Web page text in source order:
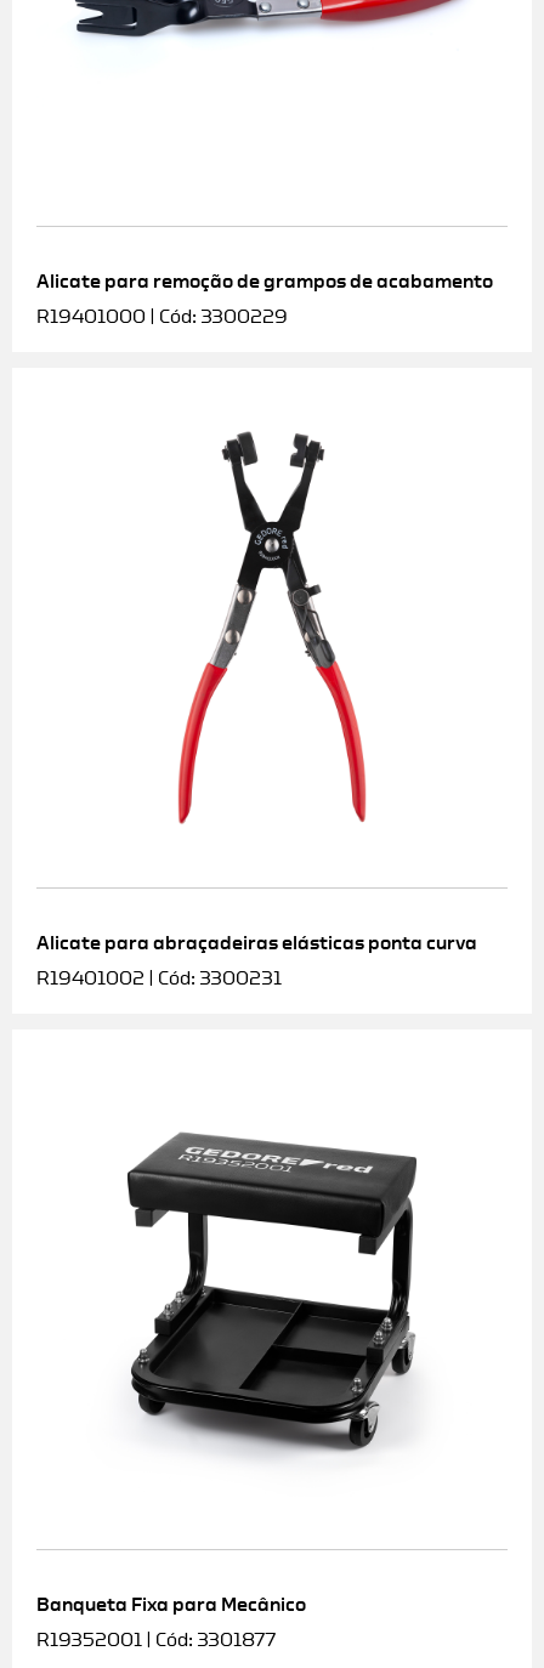
Alicate para remoção de grampos de acabamento
R19401000 | Cód: 3300229
Alicate para abraçadeiras elásticas ponta curva
R19401002 | Cód: 3300231
Banqueta Fixa para Mecânico
R19352001 | Cód: 3301877